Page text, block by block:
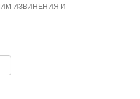
ИЗВИНЕНИЯ И